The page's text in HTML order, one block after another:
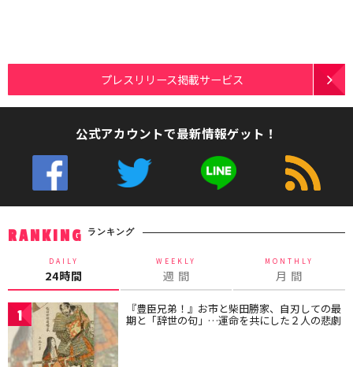
プレスリリース掲載サービス
公式アカウントで最新情報ゲット！
RANKING ランキング
DAILY
24時間
WEEKLY
週 間
MONTHLY
月 間
1 『豊臣兄弟！』お市と柴田勝家、自刃しての最
期と「辞世の句」…運命を共にした２人の悲劇